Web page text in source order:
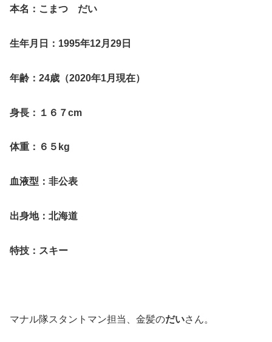
本名：こまつ だい
生年月日：1995年12月29日
年齢：24歳（2020年1月現在）
身長：１６７cm
体重：６５kg
血液型：非公表
出身地：北海道
特技：スキー
マナル隊スタントマン担当、金髪のだいさん。